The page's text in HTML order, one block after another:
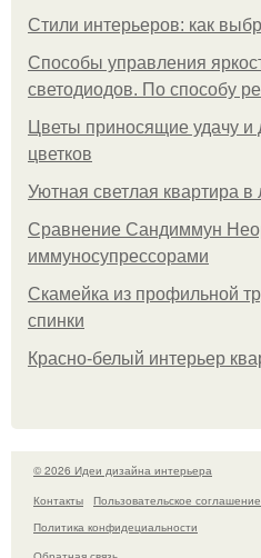
Стили интерьеров: как
Способы управления
светодиодов. По способу
Цветы приносящие удачу и
цветков
Уютная светлая квартира в
Сравнение Сандиммун
иммуносупрессорами
Скамейка из профильной
спинки
Красно-белый интерьер
© 2026 Идеи дизайна интерьера
Контакты
Пользовательское соглашение
Политика конфидециальности